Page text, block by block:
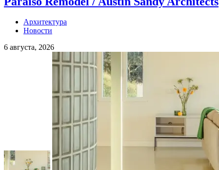
Архитектура
Новости
6 августа, 2026